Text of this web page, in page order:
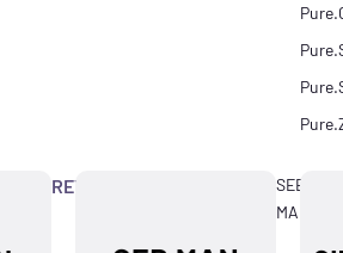
REVLON
SEB
MAN